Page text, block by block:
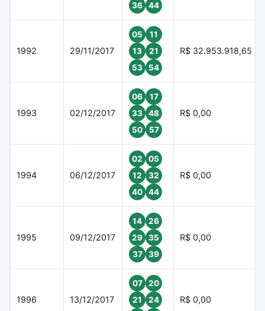
36
44
1992 29/11/2017
05
11
13
21
53
54
R$ 32.953.918,65
1993 02/12/2017
06
17
33
48
50
57
R$ 0,00
1994 06/12/2017
02
05
12
32
40
44
R$ 0,00
1995 09/12/2017
14
26
29
35
37
39
R$ 0,00
1996 13/12/2017
07
20
21
24
R$ 0,00